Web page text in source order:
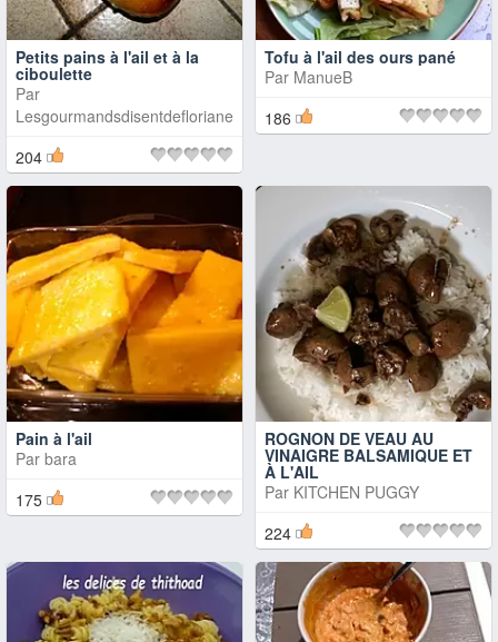
Petits pains à l'ail et à la
ciboulette
Par
Lesgourmandsdisentdefloriane
204
Tofu à l'ail des ours pané
Par ManueB
186
Pain à l'ail
Par bara
175
ROGNON DE VEAU AU
VINAIGRE BALSAMIQUE ET
À L'AIL
Par KITCHEN PUGGY
224